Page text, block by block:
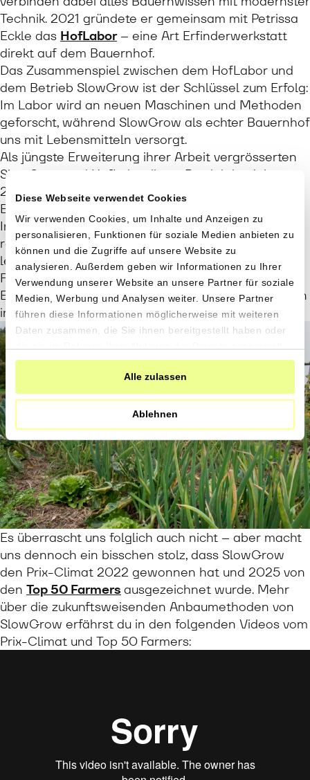
Diese Webseite verwendet Cookies
Wir verwenden Cookies, um Inhalte und Anzeigen zu
personalisieren, Funktionen für soziale Medien anbieten zu
können und die Zugriffe auf unsere Website zu
analysieren. Außerdem geben wir Informationen zu Ihrer
Verwendung unserer Website an unsere Partner für soziale
Medien, Werbung und Analysen weiter. Unsere Partner
führen diese Informationen möglicherweise mit weiteren
Daten zusammen, die Sie ihnen bereitgestellt haben oder
haben.
Alle zulassen
Ablehnen
Technik. 2021 gründete er gemeinsam mit Petrissa
Eckle das HofLabor– eine Art Erfinderwerkstatt
direkt auf dem Bauernhof.
Das Zusammenspiel zwischen dem HofLabor und
dem Betrieb SlowGrow ist der Schlüssel zum Erfolg:
Im Labor wird an neuen Maschinen und Methoden
geforscht, während SlowGrow als echter Bauernhof
uns mit Lebensmitteln versorgt.
Als jüngste Erweiterung ihrer Arbeit vergrösserten
SlowGrow und HofLabor ihren Betrieb im Jahr
2024 um einen 40 Hektar grossen städtischen
Bauernhof am Zürcher Adlisberg. Dieser dient als
Innovations- und Demonstrationsbetrieb für die
regenerative Mosaik-Landwirtschaft – ein
lebendiges Labor, in dem Landwirt*innen,
Forscher*innen und politische
Entscheidungsträger*innen regenerative Techniken
in Aktion erleben können.
Es überrascht uns folglich auch nicht – aber macht
uns dennoch ein bisschen stolz, dass SlowGrow
den Prix-Climat 2022 gewonnen hat und 2025 von
den Top 50 Farmers ausgezeichnet wurde. Mehr
über die zukunftsweisenden Anbaumethoden von
SlowGrow erfährst du in den folgenden Videos vom
Prix-Climat und Top 50 Farmers: